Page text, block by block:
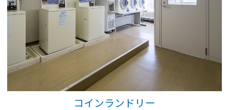
コインランドリー